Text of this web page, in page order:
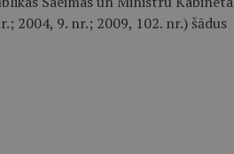
2004, 9. nr.; 2009, 102. nr.) šādus